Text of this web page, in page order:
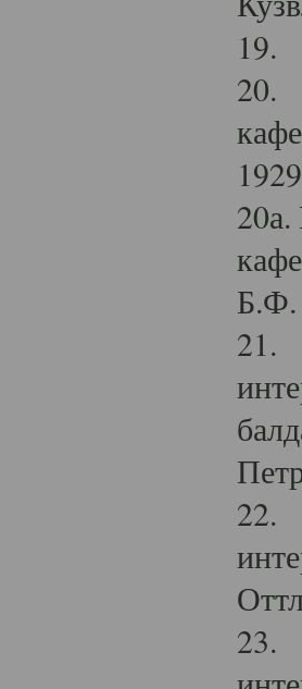
19.
20.
Б.Ф.
21.
22.
23.